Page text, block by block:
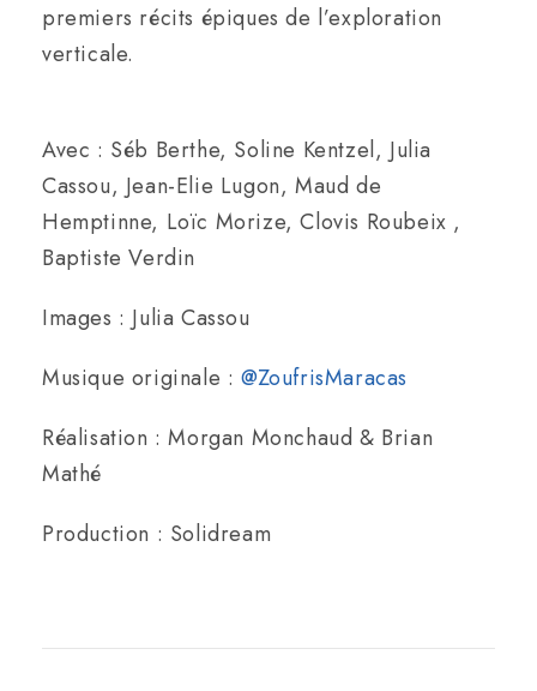
premiers récits épiques de l’exploration
verticale.
Avec : Séb Berthe, Soline Kentzel, Julia
Cassou, Jean-Elie Lugon, Maud de
Hemptinne, Loïc Morize, Clovis Roubeix ,
Baptiste Verdin
Images : Julia Cassou
Musique originale :@ZoufrisMaracas
Réalisation : Morgan Monchaud & Brian
Mathé
Production : Solidream